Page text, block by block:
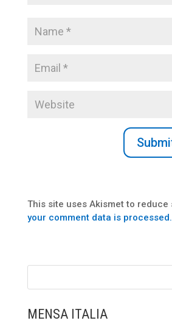
This site uses Akismet to reduce
your comment data is processed.
MENSA ITALIA